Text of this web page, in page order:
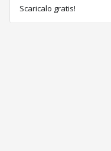
Scaricalo gratis!